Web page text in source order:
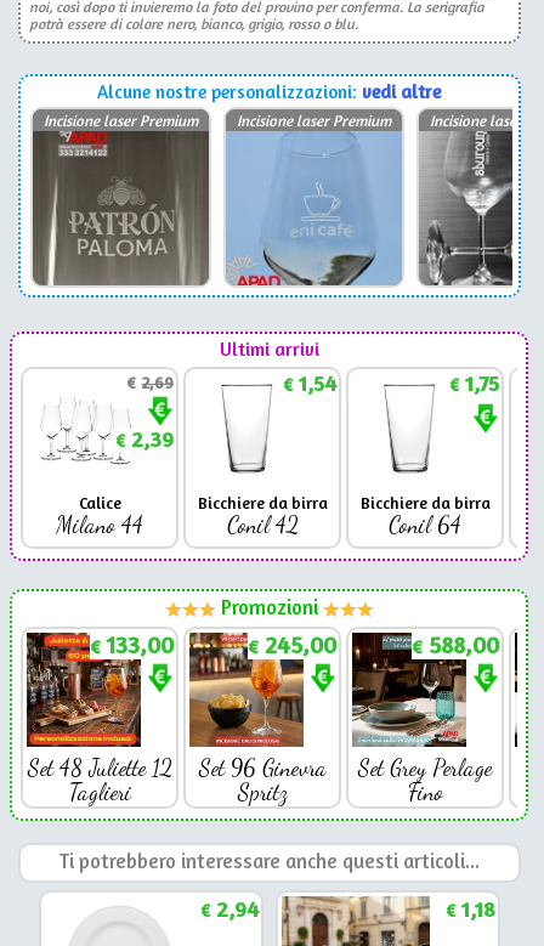
noi, così dopo ti invieremo la foto del provino per conferma. La serigrafia
potrà essere di colore nero, bianco, grigio, rosso o blu.
Alcune nostre personalizzazioni: vedi altre
Incisione laser Premium Incisione laser Premium Incisione laser
Ultimi arrivi
€2,69
€2,39
Calice
Milano 44
€1,54
Bicchiere da birra
Conil 42
€1,75
Bicchiere da birra
Conil 64
Promozioni
€ 133,00
Set 48 Juliette 12
Taglieri
€ 245,00
Set 96 Ginevra
Spritz
€ 588,00
Set Grey Perlage
Fino
Ti potrebbero interessare anche questi articoli...
€2,94 €1,18